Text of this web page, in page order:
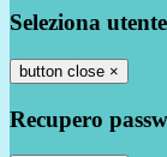
Seleziona utente
button close ×
Recupero